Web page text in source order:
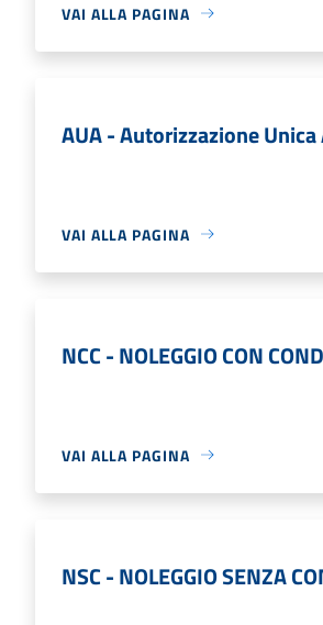
VAI ALLA PAGINA
AUA - Autorizzazione
VAI ALLA PAGINA
NCC - NOLEGGIO CON
VAI ALLA PAGINA
NSC - NOLEGGIO SENZA